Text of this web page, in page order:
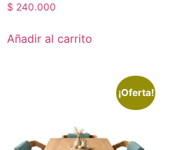
$ 240.000
Añadir al carrito
¡Oferta!